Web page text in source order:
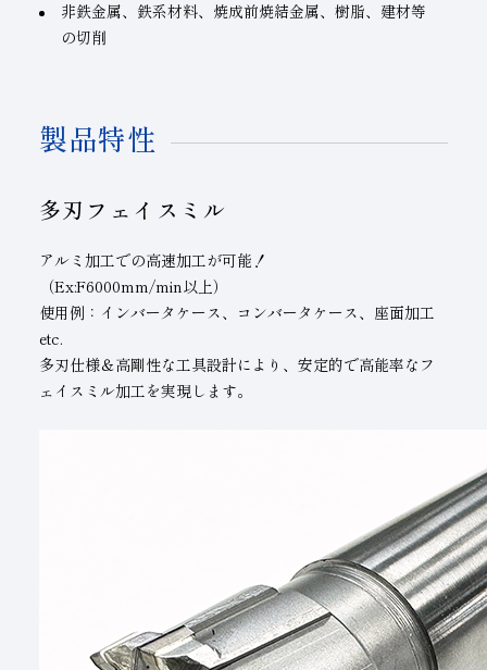
非鉄金属、鉄系材料、焼成前焼結金属、樹脂、建材等
の切削
製品特性
多刃フェイスミル
アルミ加工での高速加工が可能！
（Ex:F6000mm/min以上）
使用例：インバータケース、コンバータケース、座面加工
etc.
多刃仕様＆高剛性な工具設計により、安定的で高能率なフ
ェイスミル加工を実現します。